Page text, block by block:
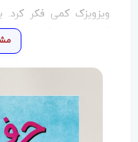
ویزویزک کمی فکر
گویم: به نام آن عزیزِ
پرسید: « مگر شما ها
داستان حرف رمزی
خدا صل الله عليه
کسی بگوید بسم الله
او با نام من شروع